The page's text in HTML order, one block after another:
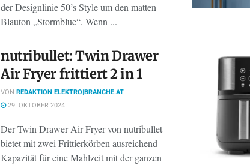
der Designlinie 50’s Style um den matten
Blauton „Stormblue“. Wenn ...
nutribullet: Twin Drawer
Air Fryer frittiert 2 in 1
VON REDAKTION ELEKTRO|BRANCHE.AT
29. OKTOBER 2024
Der Twin Drawer Air Fryer von nutribullet
bietet mit zwei Frittierkörben ausreichend
Kapazität für eine Mahlzeit mit der ganzen